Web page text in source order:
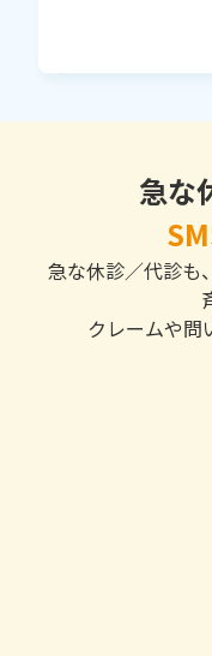
急な
急な休診／代診も
クレームや問